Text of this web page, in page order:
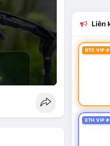
Liên
BTC VIP
ETH VIP